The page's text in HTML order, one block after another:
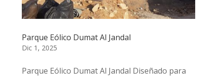
Parque Eólico Dumat Al Jandal
Dic 1, 2025
Parque Eólico Dumat Al Jandal Diseñado para